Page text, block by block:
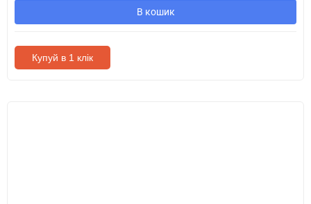
В кошик
Купуй в 1 клік